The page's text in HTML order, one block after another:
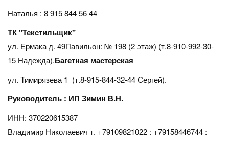
Наталья : 8 915 844 56 44
ТК "Текстильщик"
ул. Ермака д. 49Павильон: № 198 (2 этаж) (т.8-910-992-30-
15 Надежда).Багетная мастерская
ул. Тимирязева 1 (т.8-915-844-32-44 Сергей).
Руководитель : ИП Зимин В.Н.
ИНН: 370220615387
Владимир Николаевич т. +79109821022 : +79158446744 :